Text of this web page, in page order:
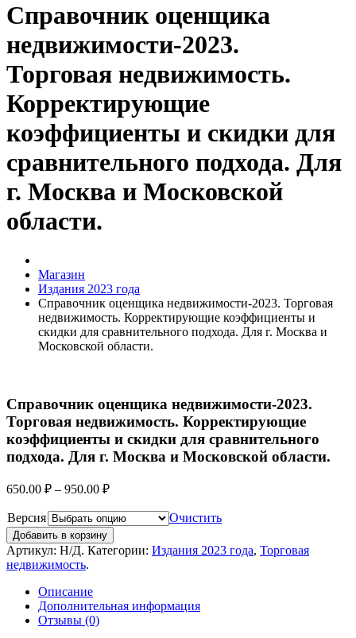
Справочник оценщика
недвижимости-2023.
Торговая недвижимость.
Корректирующие
коэффициенты и скидки для
сравнительного подхода. Для
г. Москва и Московской
области.
Магазин
Издания 2023 года
Справочник оценщика недвижимости-2023. Торговая
недвижимость. Корректирующие коэффициенты и
скидки для сравнительного подхода. Для г. Москва и
Московской области.
Справочник оценщика недвижимости-2023.
Торговая недвижимость. Корректирующие
коэффициенты и скидки для сравнительного
подхода. Для г. Москва и Московской области.
650.00 ₽ – 950.00 ₽
Версия Очистить
Добавить в корзину
Артикул: Н/Д. Категории: Издания 2023 года, Торговая
недвижимость.
Описание
Дополнительная информация
Отзывы (0)